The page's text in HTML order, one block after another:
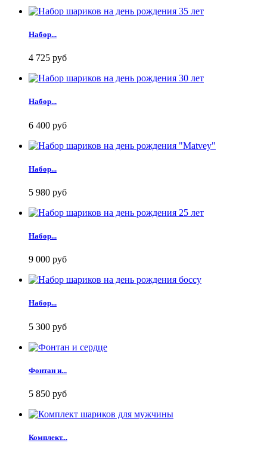
Набор...
4 725 руб
Набор...
6 400 руб
Набор...
5 980 руб
Набор...
9 000 руб
Набор...
5 300 руб
Фонтан и...
5 850 руб
Комплект...